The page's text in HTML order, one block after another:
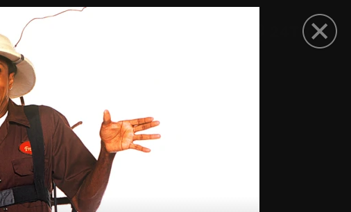
Открыть приложение